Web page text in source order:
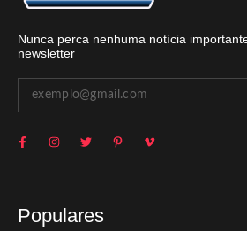
Nunca perca nenhuma notícia
newsletter
Populares